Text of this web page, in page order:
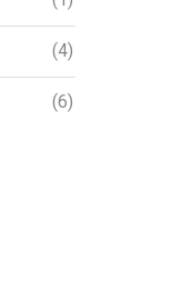
(4)
(6)